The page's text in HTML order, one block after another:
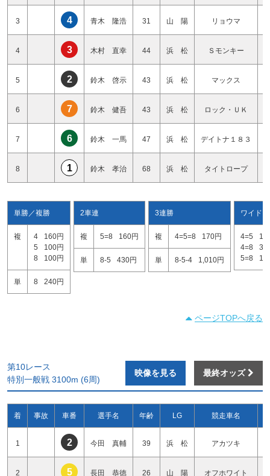
3 4 青木 隆浩 31 山 陽 リョウマ
4 3 木村 直幸 44 浜 松 Ｓモンキー
5 2 鈴木 啓示 43 浜 松 マックス
6 7 鈴木 健吾 43 浜 松 ロック・ＵＫ
7 6 鈴木 一馬 47 浜 松 デイトナ１８３
8 1 鈴木 孝治 68 浜 松 タイトロープ
単勝／複勝
複 4
160円
5
100円
8
100円
単 8 240円
2車連
複 5=8 160円
単 8-5 430円
3連勝
複 4=5=8 170円
単 8-5-4 1,010円
ワイド
4=5
4=8
5=8
ページTOPへ戻る
第10レース
特別一般戦 3100m (6周)
映像を見る 最終オッズ
着 事故 車番 選手名 年齢 LG 競走車名
1 2 今田 真輔 39 浜 松 アカツキ
2 5 長田 恭徳 26 山 陽 オフホワイト